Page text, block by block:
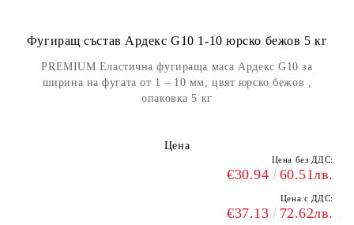
Фугиращ състав Ардекс G10 1-10 юрско бежов 5 кг
PREMIUM Еластична фугираща маса Ардекс G10 за
ширина на фугата от 1 – 10 мм, цвят юрско бежов ,
опаковка 5 кг
Цена
Цена без ДДС:
€30.94 60.51лв.
Цена с ДДС:
€37.13 72.62лв.